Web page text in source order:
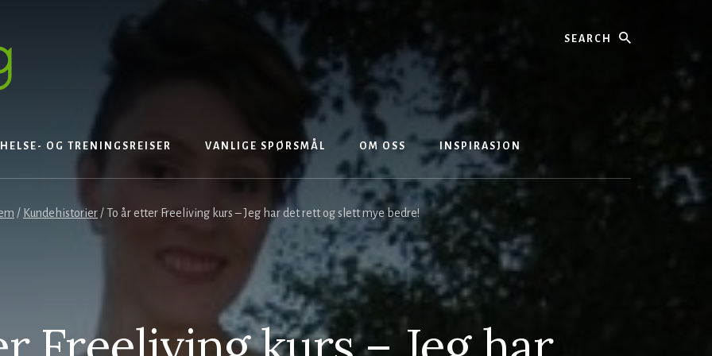
HELSE- OG TRENINGSREISER VANLIGE SPØRSMÅL OM OSS INSPIRASJON
/ Kundehistorier / To år etter Freeliving kurs – Jeg har det rett og slett mye bedre!